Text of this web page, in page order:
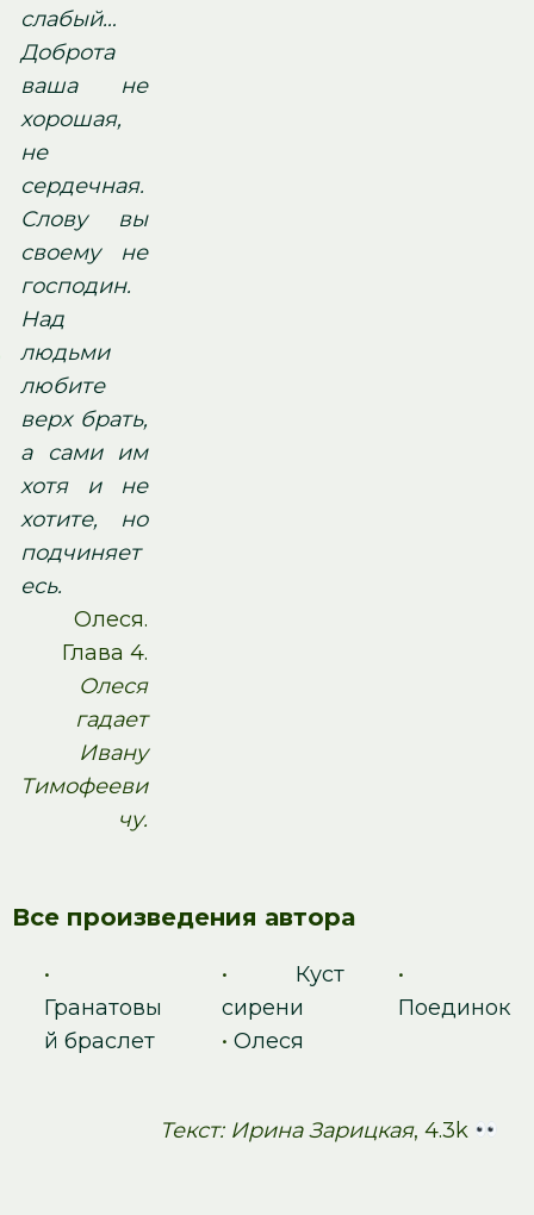
слабый…
Доброта
ваша не
хорошая,
не
сердечная.
Слову вы
своему не
господин.
Над
людьми
любите
верх брать,
а сами им
хотя и не
хотите, но
подчиняет
есь.
Олеся.
Глава 4.
Олеся
гадает
Ивану
Тимофееви
чу.
Все произведения автора
•
Гранатовы
й браслет
• Куст
сирени
• Олеся
•
Поединок
Текст: Ирина Зарицкая, 4.3k